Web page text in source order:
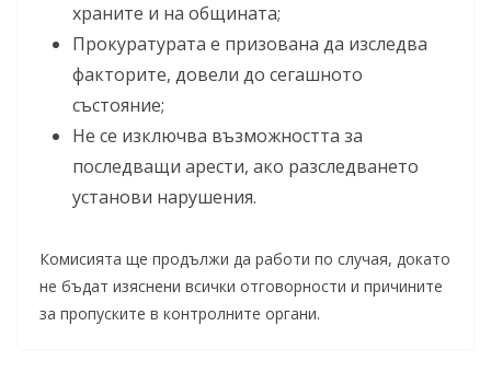
храните и на общината;
Прокуратурата е призована да изследва
факторите, довели до сегашното
състояние;
Не се изключва възможността за
последващи арести, ако разследването
установи нарушения.
Комисията ще продължи да работи по случая, докато
не бъдат изяснени всички отговорности и причините
за пропуските в контролните органи.